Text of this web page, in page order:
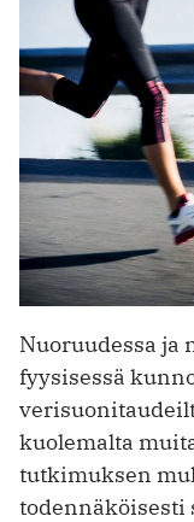
Nuoruudessa ja
fyysisessä
kuolemalta
tutkimuksen
todennäköisesti